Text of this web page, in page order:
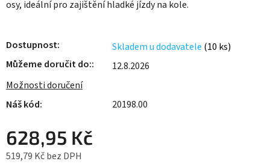
osy, ideální pro zajištění hladké jízdy na kole.
Dostupnost Skladem u dodavatele (10 ks)
Můžeme doručit do:
12.8.2026
Možnosti doručení
20198.00
628,95 Kč
519,79 Kč bez DPH